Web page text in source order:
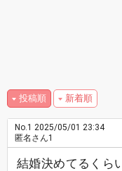
投稿順 新着順
No.1 2025/05/01 23:34
匿名さん1
結婚決めてるくら